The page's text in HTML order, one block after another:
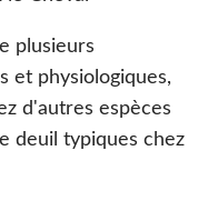
plusieurs
et physiologiques,
d'autres espèces
deuil typiques chez